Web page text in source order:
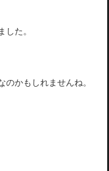
した。
かもしれませんね。